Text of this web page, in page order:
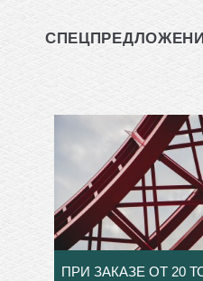
ПРИ ЗАКАЗЕ ОТ 20